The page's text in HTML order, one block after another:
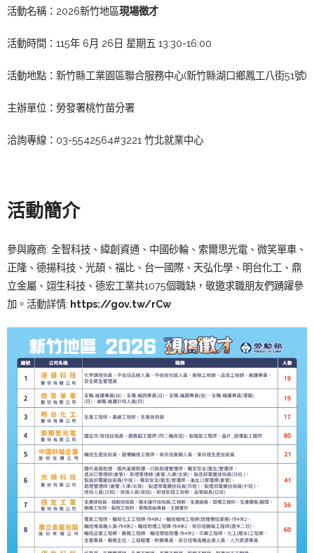
活動名稱：2026新竹地區現場徵才
活動時間：115年 6月 26日 星期五 13:30-16:00
活動地點：新竹縣工業園區聯合服務中心(新竹縣湖口鄉鳳工八街51號)
主辦單位：勞發署桃竹苗分署
洽詢專線：03-5542564#3221 竹北就業中心
活動簡介
參與廠商: 全智科技、緯創資通、中國砂輪、索爾思光電、微笑單車、
正隆、德揚科技、光頡、福比、台一國際、天弘化學、明台化工、鼎
立金屬、翊生科技、德宏工業共1075個職缺，敬邀求職朋友們踴躍參
加。活動詳情: https://gov.tw/rCw